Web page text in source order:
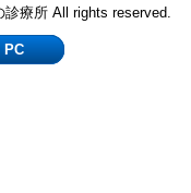
療所 All rights reserved.
PC